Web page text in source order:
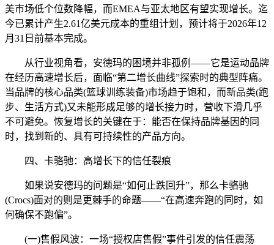
美市场低个位数降幅，而EMEA与亚太地区有望实现增长。迄
今已累计产生2.61亿美元成本的重组计划，预计将于2026年12
月31日前基本完成。
从行业视角看，安德玛的困境并非孤例——它是运动品牌
在经历高速增长后，面临“第二增长曲线”探索时的典型阵痛。
当品牌的核心品类(篮球训练装备)市场趋于饱和，而新品类(跑
步、生活方式)又未能形成足够的增长接力时，营收下滑几乎
不可避免。恢复增长的关键在于：能否在保持品牌基因的同
时，找到新的、具有可持续性的产品方向。
四、卡骆驰：高增长下的信任裂痕
如果说安德玛的问题是“如何止跌回升”，那么卡骆驰
(Crocs)面对的则是更棘手的命题——“在高速奔跑的同时，如
何确保不跑偏”。
(一)售假风波：一场“授权店售假”事件引发的信任震荡